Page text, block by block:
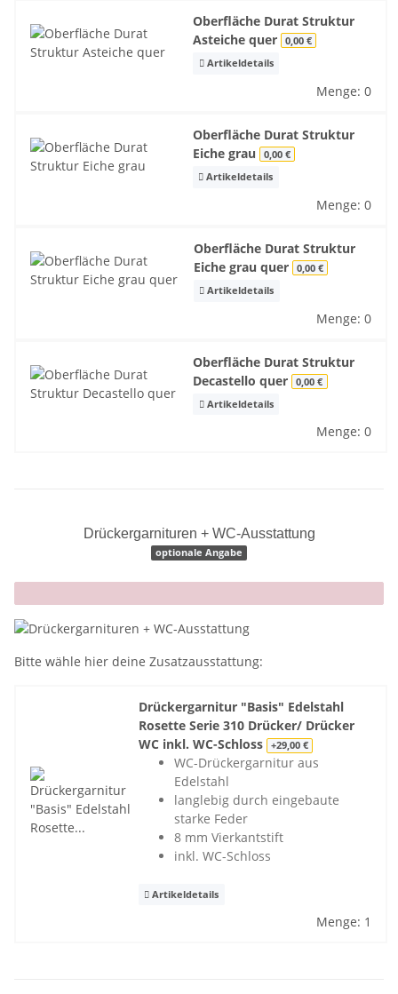
Oberfläche Durat Struktur
Asteiche quer
0,00 €
Artikeldetails
Menge: 0
Oberfläche Durat Struktur
Eiche grau
0,00 €
Artikeldetails
Menge: 0
Oberfläche Durat Struktur
Eiche grau quer
0,00 €
Artikeldetails
Menge: 0
Oberfläche Durat Struktur
Decastello quer 0,00 €
Artikeldetails
Menge: 0
Drückergarnituren + WC-Ausstattung
optionale Angabe
x
Bitte wähle hier deine Zusatzausstattung:
Drückergarnitur "Basis" Edelstahl
Rosette Serie 310 Drücker/ Drücker
WC inkl. WC-Schloss
+29,00 €
WC-Drückergarnitur aus
Edelstahl
langlebig durch eingebaute
starke Feder
8 mm Vierkantstift
inkl. WC-Schloss
Artikeldetails
Menge: 1